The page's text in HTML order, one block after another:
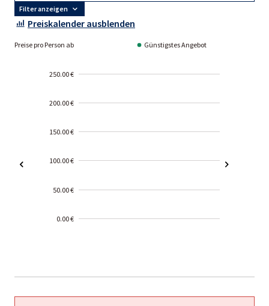
Filter anzeigen
Preiskalender ausblenden
Preise pro Person ab Günstigstes Angebot
250.00 €
200.00 €
150.00 €
100.00 €
50.00 €
0.00 €
01-02